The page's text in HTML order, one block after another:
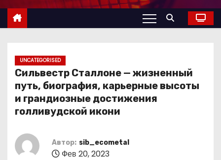
с
UNCATEGORISED
Сильвестр Сталлоне — жизненный
путь, биография, карьерные высоты
и грандиозные достижения
голливудской икони
Автор: sib_ecometal
Фев 20, 2023